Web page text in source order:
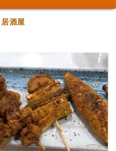
居酒屋